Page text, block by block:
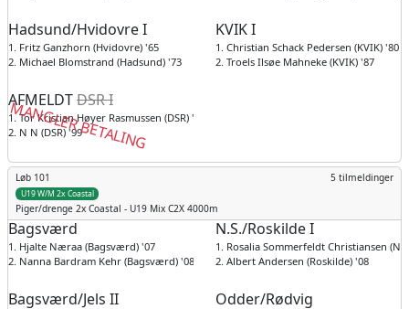
Hadsund/Hvidovre I
1. Fritz Ganzhorn (Hvidovre) '65
2. Michael Blomstrand (Hadsund) '73
KVIK I
1. Christian Schack Pedersen (KVIK) '80
2. Troels Ilsøe Mahneke (KVIK) '87
AFMELDTDSR I
MANGLER BETALING
1. Tor Kristian Høyer Rasmussen (DSR) '95
2. N N (DSR) '99
Løb 101 5 tilmeldinger
U19 W/M 2x Coastal
Piger/drenge 2x Coastal - U19 Mix C2X 4000m
Bagsværd
1. Hjalte Næraa (Bagsværd) '07
2. Nanna Bardram Kehr (Bagsværd) '08
N.S./Roskilde I
1. Rosalia Sommerfeldt Christiansen
2. Albert Andersen (Roskilde) '08
Bagsværd/Jels II Odder/Rødvig